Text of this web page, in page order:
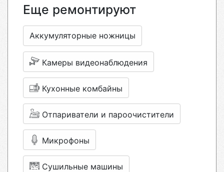
Еще ремонтируют
Аккумуляторные ножницы
Камеры видеонаблюдения
Кухонные комбайны
Отпариватели и пароочистители
Микрофоны
Сушильные машины